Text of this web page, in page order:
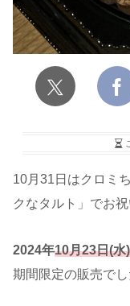
10月31日はクロミ
クなタルト」でお祝
2024年10月23日(水
期間限定の販売でし